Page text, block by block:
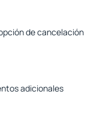
de cancelación
adicionales